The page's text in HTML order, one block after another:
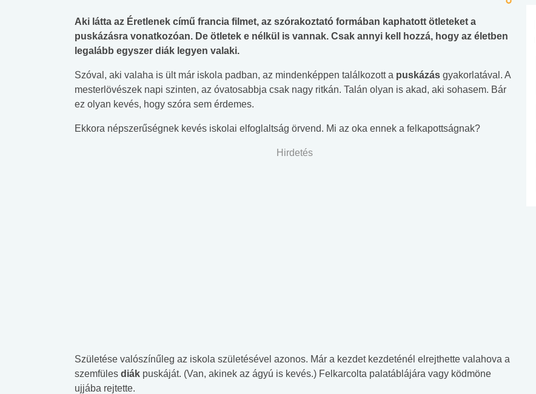
Aki látta az Éretlenek című francia filmet, az szórakoztató formában kaphatott ötleteket a
puskázásra vonatkozóan. De ötletek e nélkül is vannak. Csak annyi kell hozzá, hogy az életben
legalább egyszer diák legyen valaki.
Szóval, aki valaha is ült már iskola padban, az mindenképpen találkozott a puskázás gyakorlatával. A
mesterlövészek napi szinten, az óvatosabbja csak nagy ritkán. Talán olyan is akad, aki sohasem. Bár
ez olyan kevés, hogy szóra sem érdemes.
Ekkora népszerűségnek kevés iskolai elfoglaltság örvend. Mi az oka ennek a felkapottságnak?
Hirdetés
Születése valószínűleg az iskola születésével azonos. Már a kezdet kezdeténél elrejthette valahova a
szemfüles diák puskáját. (Van, akinek az ágyú is kevés.) Felkarcolta palatáblájára vagy ködmöne
ujjába rejtette.